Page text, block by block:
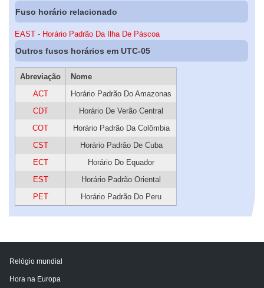
Fuso horário relacionado
EAST - Horário Padrão Da Ilha De Páscoa
Outros fusos horários em UTC-05
Abreviação
Nome
ACT
Horário Padrão Do Amazonas
CDT
Horário De Verão Central
COT
Horário Padrão Da Colômbia
CST
Horário Padrão De Cuba
ECT
Horário Do Equador
EST
Horário Padrão Oriental
PET
Horário Padrão Do Peru
Relógio mundial
Hora na Europa